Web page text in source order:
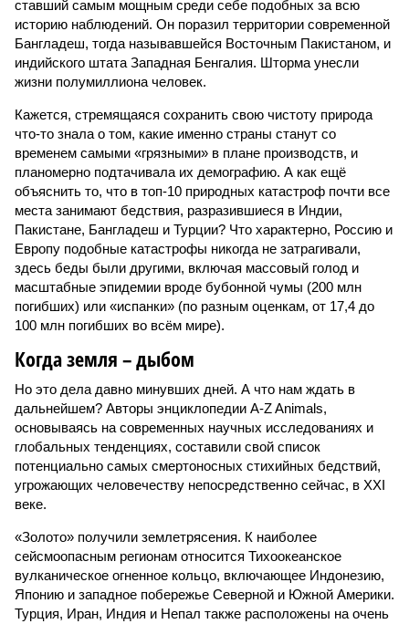
ставший самым мощным среди себе подобных за всю
историю наблюдений. Он поразил территории современной
Бангладеш, тогда называвшейся Восточным Пакистаном, и
индийского штата Западная Бенгалия. Шторма унесли
жизни полумиллиона человек.
Кажется, стремящаяся сохранить свою чистоту природа
что-то знала о том, какие именно страны станут со
временем самыми «грязными» в плане производств, и
планомерно подтачивала их демографию. А как ещё
объяснить то, что в топ-10 природных катастроф почти все
места занимают бедствия, разразившиеся в Индии,
Пакистане, Бангладеш и Турции? Что характерно, Россию и
Европу подобные катастрофы никогда не затрагивали,
здесь беды были другими, включая массовый голод и
масштабные эпидемии вроде бубонной чумы (200 млн
погибших) или «испанки» (по разным оценкам, от 17,4 до
100 млн погибших во всём мире).
Когда земля – дыбом
Но это дела давно минувших дней. А что нам ждать в
дальнейшем? Авторы энциклопедии A-Z Animals,
основываясь на современных научных исследованиях и
глобальных тенденциях, составили свой список
потенциально самых смертоносных стихийных бедствий,
угрожающих человечеству непосредственно сейчас, в XXI
веке.
«Золото» получили землетрясения. К наиболее
сейсмоопасным регионам относится Тихоокеанское
вулканическое огненное кольцо, включающее Индонезию,
Японию и западное побережье Северной и Южной Америки.
Турция, Иран, Индия и Непал также расположены на очень